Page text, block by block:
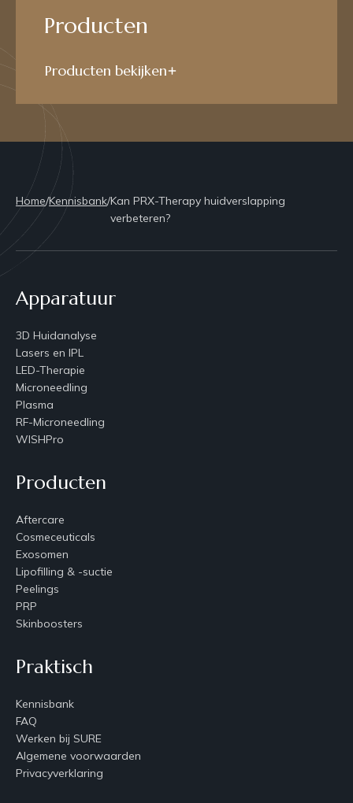
Producten
Producten bekijken
Home/Kennisbank/Kan PRX-Therapy huidverslapping
verbeteren?
Apparatuur
3D Huidanalyse
Lasers en IPL
LED-Therapie
Microneedling
Plasma
RF-Microneedling
WISHPro
Producten
Aftercare
Cosmeceuticals
Exosomen
Lipofilling & -suctie
Peelings
PRP
Skinboosters
Praktisch
Kennisbank
FAQ
Werken bij SURE
Algemene voorwaarden
Privacyverklaring